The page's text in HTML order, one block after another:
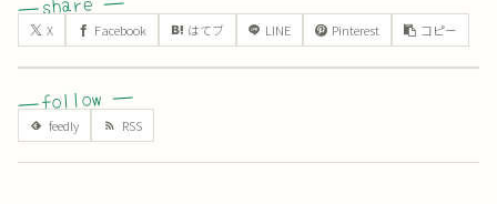
X Facebook はてブ LINE Pinterest コピー